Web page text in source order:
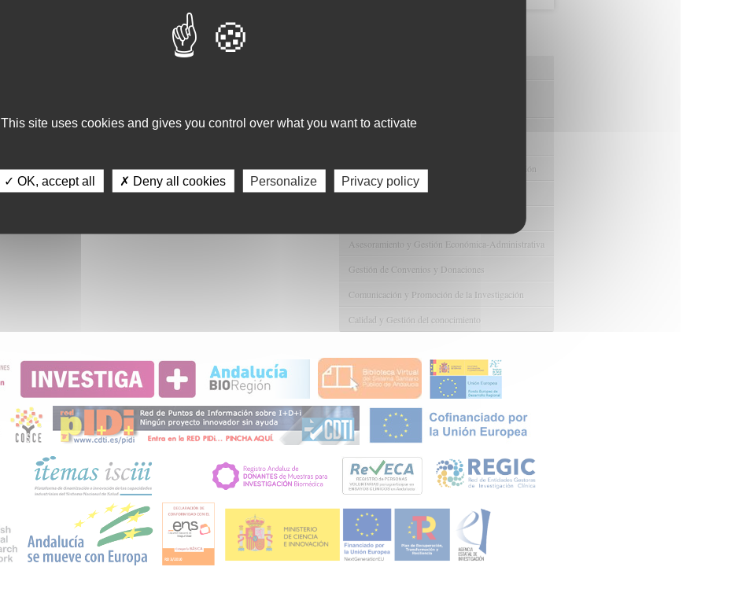
Gestión de la Innovación y la Transferencia
Gestión de Ayudas y Oportunidad de Financiación
Apoyo Metodológico y/o Estadístico
Asesoramiento y Gestión Económica-Administrativa
Gestión de Convenios y Donaciones
Comunicación y Promoción de la Investigación
Calidad y Gestión del conocimiento
This site uses cookies and gives you control over what you want to activate
✓ OK, accept all ✗ Deny all cookies Personalize Privacy policy